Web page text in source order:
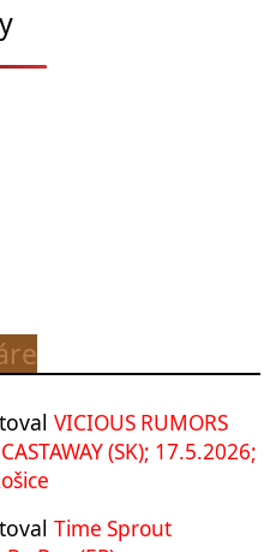
VICIOUS RUMORS
(SK); 17.5.2026;
Time Sprout